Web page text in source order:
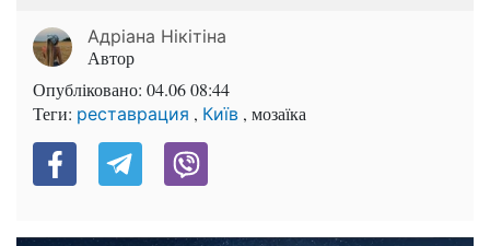
Адріана Нікітіна
Автор
Опубліковано: 04.06 08:44
Теги: реставрация , Київ , мозаїка